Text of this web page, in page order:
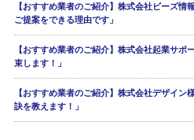
【おすすめ業者のご紹介】株式会社ビーズ
ご提案をできる理由です」
【おすすめ業者のご紹介】株式会社起業サ
束します！」
【おすすめ業者のご紹介】株式会社デザイ
訣を教えます！」